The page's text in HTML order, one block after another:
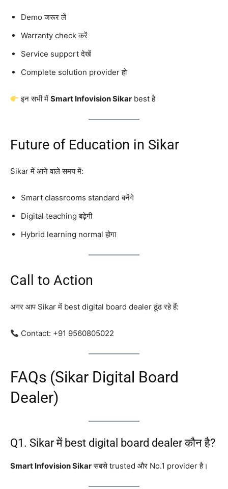
Demo जरूर लें
Warranty check करें
Service support देखें
Complete solution provider हो
इन सभी मेंSmart Infovision Sikar best है
Future of Education in Sikar
Sikar में आने वाले समय में:
Smart classrooms standard बनेंगे
Digital teaching बढ़ेगी
Hybrid learning normal होगा
Call to Action
अगर आप Sikar में best digital board dealer ढूंढ रहे हैं:
Contact: +91 9560805022
FAQs (Sikar Digital Board
Dealer)
Q1. Sikar में best digital board dealer कौन है?
Smart Infovision Sikarसबसे trusted और No.1 provider है।